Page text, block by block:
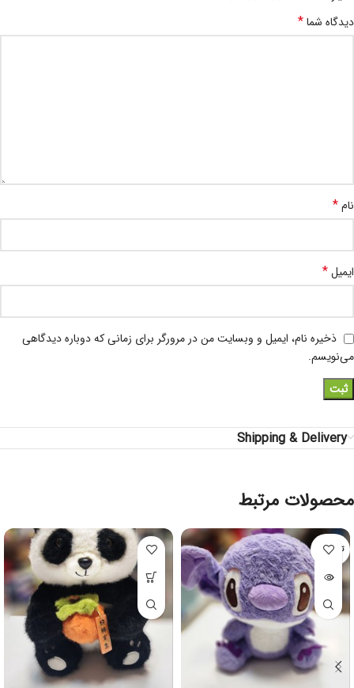
دیدگاه شما*
نام*
ایمیل*
ذخیره نام، ایمیل و وبسایت من در مرورگر برای زمانی که دوباره دیدگاهی
می‌نویسم.
Shipping & Delivery
محصولات مرتبط
تمام شده